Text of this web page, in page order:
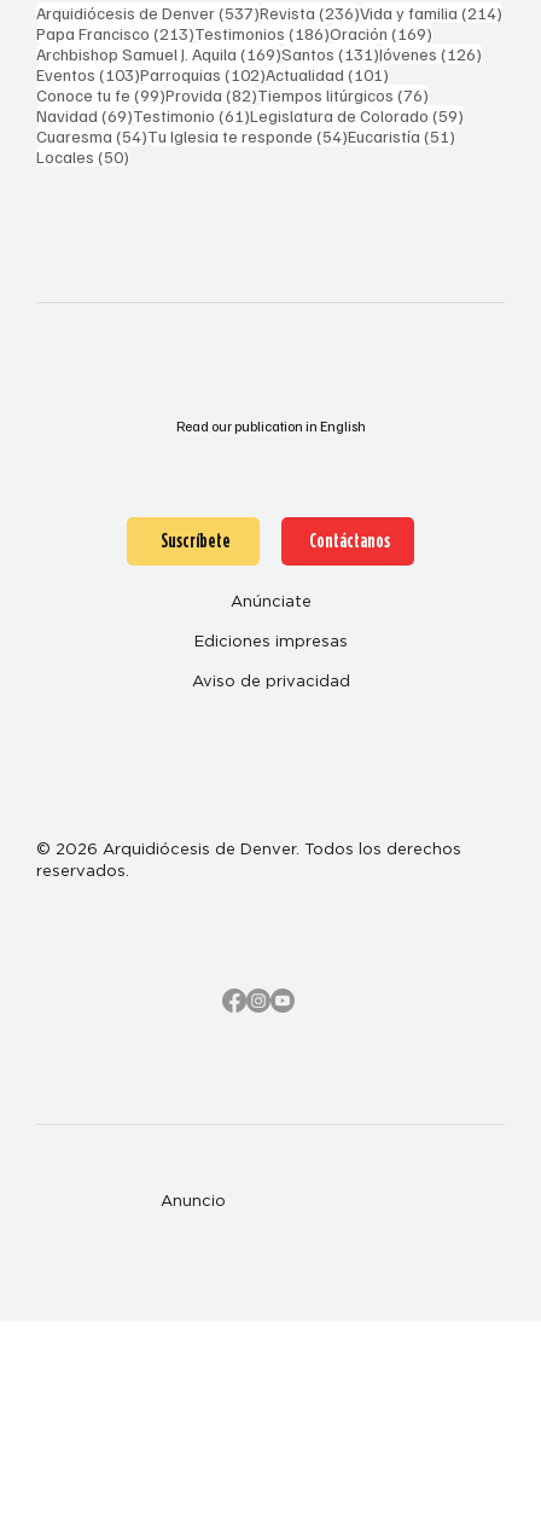
Arquidiócesis de Denver(537)537 entradas
Revista (236)236 entradas
Vida y familia (214)
Papa Francisco (213)213 entradas
Testimonios (186)186 entradas
Oración (169)
Archbishop Samuel J. Aquila (169)169 entradas
Santos (131)131 entradas
Jóvenes (126)
Eventos (103)103 entradas
Parroquias (102)102 entradas
Actualidad (101)
Conoce tu fe (99)99 entradas
Provida (82)82 entradas
Tiempos litúrgicos (76)
Navidad (69)69 entradas
Testimonio (61)61 entradas
Legislatura de Colorado (59)
Cuaresma (54)54 entradas
Tu Iglesia te responde (54)54 entradas
Eucaristía (51)
Locales (50)
Read our publication in English
Anuncio
Suscríbete Contáctanos
Anúnciate
Ediciones impresas
Aviso de privacidad
© 2026 Arquidiócesis de Denver. Todos los derechos
reservados.